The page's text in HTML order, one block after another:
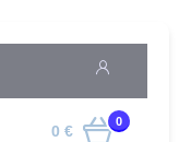
0
0 €